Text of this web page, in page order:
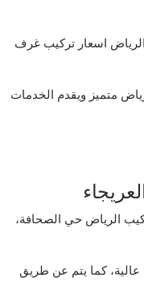
اسعار تركيب غرف
متميز ويقدم الخدمات
الرياض حي الصحافة،
كما يتم عن طريق